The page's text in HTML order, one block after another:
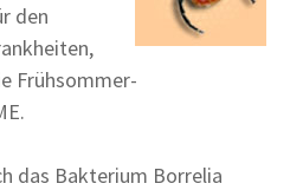
den
Frühsommer-
das Bakterium Borrelia